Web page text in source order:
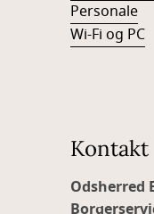
Personale
Wi-Fi og PC
Kontakt
Odsherred